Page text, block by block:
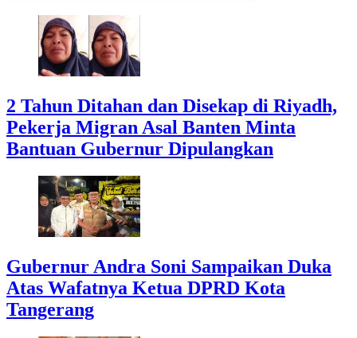
2 Tahun Ditahan dan Disekap di Riyadh,
Pekerja Migran Asal Banten Minta
Bantuan Gubernur Dipulangkan
Gubernur Andra Soni Sampaikan Duka
Atas Wafatnya Ketua DPRD Kota
Tangerang